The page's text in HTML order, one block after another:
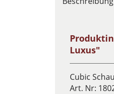
Luxus"
Cubic
Art. Nr: